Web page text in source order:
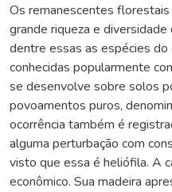
Os remanescentes
grande riqueza e
dentre essas as espécies do
conhecidas popularmente
se desenvolve sobre solos
povoamentos puros,
ocorrência também é
alguma perturbação com
visto que essa é heliófila. A
econômico. Sua madeira